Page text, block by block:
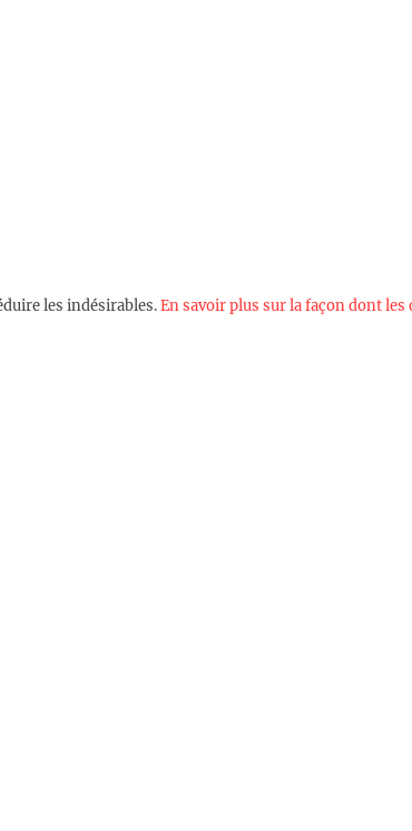
les indésirables.En savoir plus sur la façon dont